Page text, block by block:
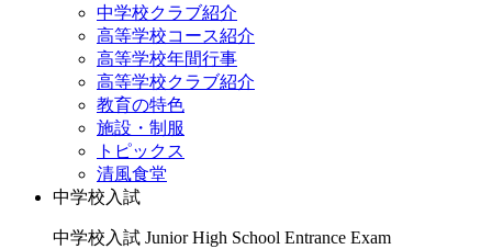
中学校クラブ紹介
高等学校コース紹介
高等学校年間行事
高等学校クラブ紹介
教育の特色
施設・制服
トピックス
清風食堂
中学校入試
中学校入試 Junior High School Entrance Exam